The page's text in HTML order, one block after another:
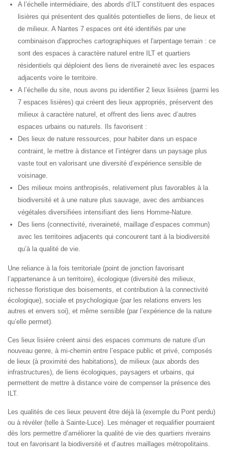
A l’échelle intermédiaire, des abords d’ILT constituent des espaces
lisières qui présentent des qualités potentielles de liens, de lieux et
de milieux. A Nantes 7 espaces ont été identifiés par une
combinaison d'approches cartographiques et l'arpentage terrain : ce
sont des espaces à caractère naturel entre ILT et quartiers
résidentiels qui déploient des liens de riveraineté avec les espaces
adjacents voire le territoire.
A l’échelle du site, nous avons pu identifier 2 lieux lisières (parmi les
7 espaces lisières) qui créent des lieux appropriés, préservent des
milieux à caractère naturel, et offrent des liens avec d’autres
espaces urbains ou naturels. Ils favorisent :
Des lieux de nature ressources, pour habiter dans un espace
contraint, le mettre à distance et l’intégrer dans un paysage plus
vaste tout en valorisant une diversité d’expérience sensible de
voisinage.
Des milieux moins anthropisés, relativement plus favorables à la
biodiversité et à une nature plus sauvage, avec des ambiances
végétales diversifiées intensifiant des liens Homme-Nature.
Des liens (connectivité, riveraineté, maillage d’espaces commun)
avec les territoires adjacents qui concourent tant à la biodiversité
qu’à la qualité de vie.
Une reliance à la fois territoriale (point de jonction favorisant
l’appartenance à un territoire), écologique (diversité des milieux,
richesse floristique des boisements, et contribution à la connectivité
écologique), sociale et psychologique (par les relations envers les
autres et envers soi), et même sensible (par l’expérience de la nature
qu’elle permet).
Ces lieux lisière créent ainsi des espaces communs de nature d’un
nouveau genre, à mi-chemin entre l’espace public et privé, composés
de lieux (à proximité des habitations), de milieux (aux abords des
infrastructures), de liens écologiques, paysagers et urbains, qui
permettent de mettre à distance voire de compenser la présence des
ILT.
Les qualités de ces lieux peuvent être déjà là (exemple du Pont perdu)
ou à révéler (telle à Sainte-Luce). Les ménager et requalifier pourraient
dès lors permettre d’améliorer la qualité de vie des quartiers riverains
tout en favorisant la biodiversité et d’autres maillages métropolitains.